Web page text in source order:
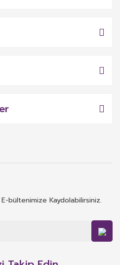
bültenimize Kaydolabilirsiniz.